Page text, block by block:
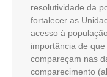
resolutividade da
fortalecer as
acesso à
importância de
compareçam nas
comparecimento